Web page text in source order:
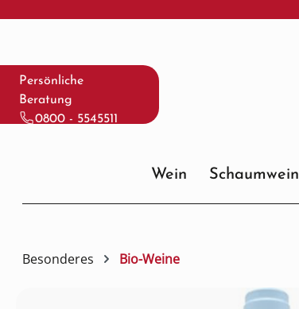
Hauptinhalt springen
Zur Suche springen
Zur Hauptnavigation springen
Persönliche
Beratung
0800 - 5545511
Wein Schaumwein
Besonderes Bio-Weine